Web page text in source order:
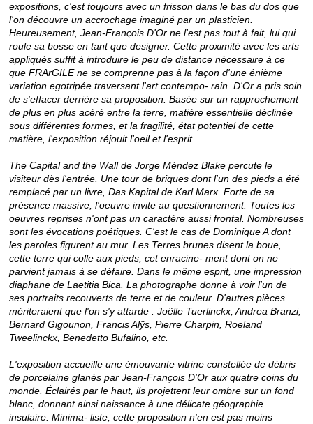
expositions, c'est toujours avec un frisson dans le bas du dos que
l'on découvre un accrochage imaginé par un plasticien.
Heureusement, Jean-François D'Or ne l'est pas tout à fait, lui qui
roule sa bosse en tant que designer. Cette proximité avec les arts
appliqués suffit à introduire le peu de distance nécessaire à ce
que FRArGILE ne se comprenne pas à la façon d'une énième
variation egotripée traversant l'art contempo- rain. D'Or a pris soin
de s'effacer derrière sa proposition. Basée sur un rapprochement
de plus en plus acéré entre la terre, matière essentielle déclinée
sous différentes formes, et la fragilité, état potentiel de cette
matière, l'exposition réjouit l'oeil et l'esprit.
The Capital and the Wall de Jorge Méndez Blake percute le
visiteur dès l'entrée. Une tour de briques dont l'un des pieds a été
remplacé par un livre, Das Kapital de Karl Marx. Forte de sa
présence massive, l'oeuvre invite au questionnement. Toutes les
oeuvres reprises n'ont pas un caractère aussi frontal. Nombreuses
sont les évocations poétiques. C'est le cas de Dominique A dont
les paroles figurent au mur. Les Terres brunes disent la boue,
cette terre qui colle aux pieds, cet enracine- ment dont on ne
parvient jamais à se défaire. Dans le même esprit, une impression
diaphane de Laetitia Bica. La photographe donne à voir l'un de
ses portraits recouverts de terre et de couleur. D'autres pièces
mériteraient que l'on s'y attarde : Joëlle Tuerlinckx, Andrea Branzi,
Bernard Gigounon, Francis Alÿs, Pierre Charpin, Roeland
Tweelinckx, Benedetto Bufalino, etc.
L'exposition accueille une émouvante vitrine constellée de débris
de porcelaine glanés par Jean-François D'Or aux quatre coins du
monde. Éclairés par le haut, ils projettent leur ombre sur un fond
blanc, donnant ainsi naissance à une délicate géographie
insulaire. Minima- liste, cette proposition n'en est pas moins